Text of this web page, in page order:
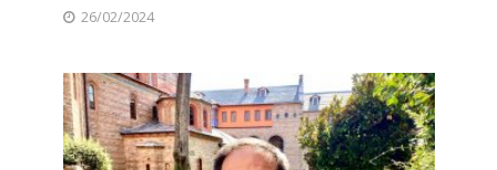
26/02/2024